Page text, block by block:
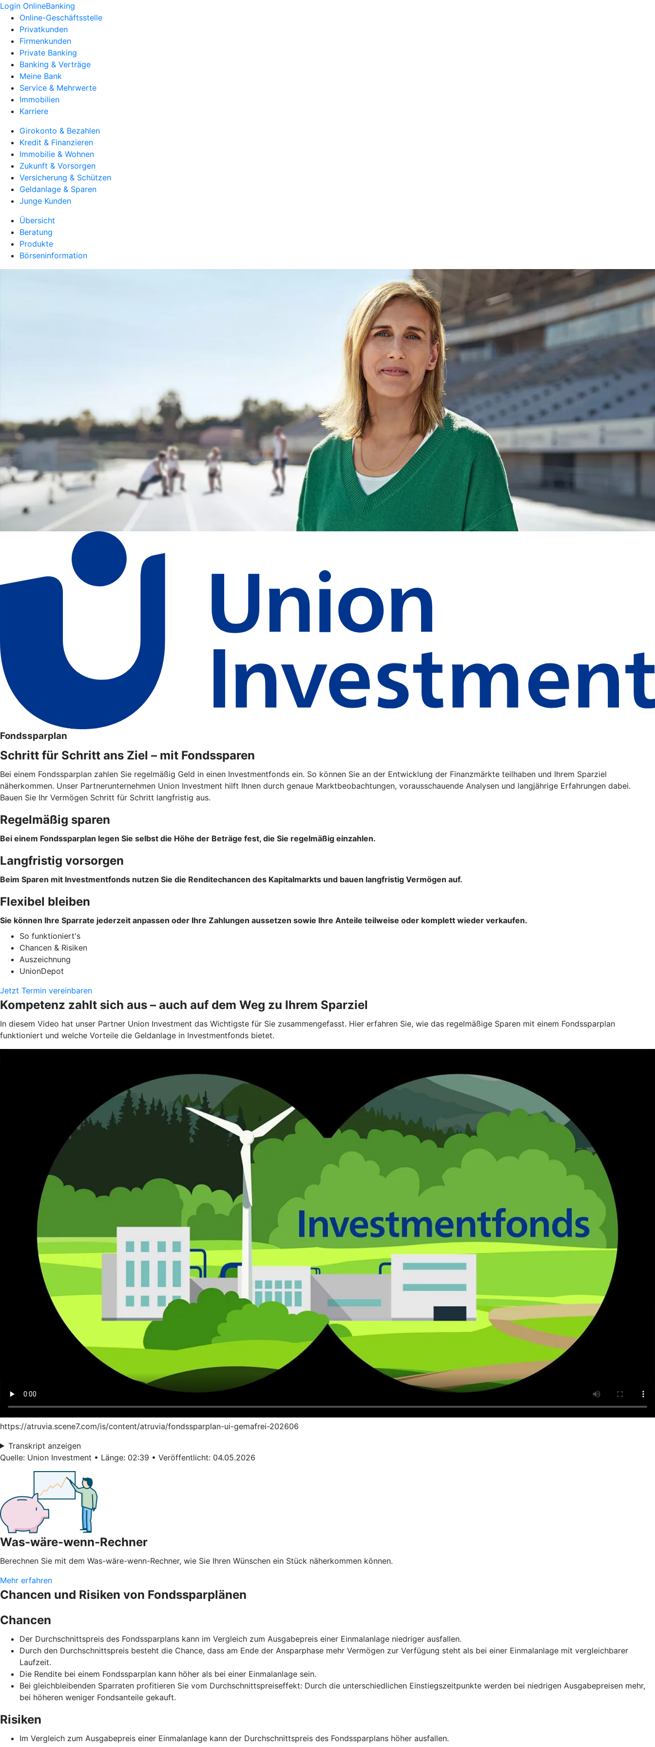
Login OnlineBanking
Online-Geschäftsstelle
Privatkunden
Firmenkunden
Private Banking
Banking & Verträge
Meine Bank
Service & Mehrwerte
Immobilien
Karriere
Girokonto & Bezahlen
Kredit & Finanzieren
Immobilie & Wohnen
Zukunft & Vorsorgen
Versicherung & Schützen
Geldanlage & Sparen
Junge Kunden
Übersicht
Beratung
Produkte
Börseninformation
Fondssparplan
Schritt für Schritt ans Ziel – mit Fondssparen
Bei einem Fondssparplan zahlen Sie regelmäßig Geld in einen Investmentfonds ein. So können Sie an der Entwicklung der Finanzmärkte teilhaben und Ihrem Sparziel
näherkommen. Unser Partnerunternehmen Union Investment hilft Ihnen durch genaue Marktbeobachtungen, vorausschauende Analysen und langjährige Erfahrungen dabei.
Bauen Sie Ihr Vermögen Schritt für Schritt langfristig aus.
Regelmäßig sparen
Bei einem Fondssparplan legen Sie selbst die Höhe der Beträge fest, die Sie regelmäßig einzahlen.
Langfristig vorsorgen
Beim Sparen mit Investmentfonds nutzen Sie die Renditechancen des Kapitalmarkts und bauen langfristig Vermögen auf.
Flexibel bleiben
Sie können Ihre Sparrate jederzeit anpassen oder Ihre Zahlungen aussetzen sowie Ihre Anteile teilweise oder komplett wieder verkaufen.
So funktioniert's
Chancen & Risiken
Auszeichnung
UnionDepot
Jetzt Termin vereinbaren
Kompetenz zahlt sich aus – auch auf dem Weg zu Ihrem Sparziel
In diesem Video hat unser Partner Union Investment das Wichtigste für Sie zusammengefasst. Hier erfahren Sie, wie das regelmäßige Sparen mit einem Fondssparplan
funktioniert und welche Vorteile die Geldanlage in Investmentfonds bietet.
https://atruvia.scene7.com/is/content/atruvia/fondssparplan-ui-gemafrei-202606
Transkript anzeigen
Quelle: Union Investment • Länge: 02:39 • Veröffentlicht: 04.05.2026
Was-wäre-wenn-Rechner
Berechnen Sie mit dem Was-wäre-wenn-Rechner, wie Sie Ihren Wünschen ein Stück näherkommen können.
Mehr erfahren
Chancen und Risiken von Fondssparplänen
Chancen
Der Durchschnittspreis des Fondssparplans kann im Vergleich zum Ausgabepreis einer Einmalanlage niedriger ausfallen.
Durch den Durchschnittspreis besteht die Chance, dass am Ende der Ansparphase mehr Vermögen zur Verfügung steht als bei einer Einmalanlage mit vergleichbarer
Laufzeit.
Die Rendite bei einem Fondssparplan kann höher als bei einer Einmalanlage sein.
Bei gleichbleibenden Sparraten profitieren Sie vom Durchschnittspreiseffekt: Durch die unterschiedlichen Einstiegszeitpunkte werden bei niedrigen Ausgabepreisen mehr,
bei höheren weniger Fondsanteile gekauft.
Risiken
Im Vergleich zum Ausgabepreis einer Einmalanlage kann der Durchschnittspreis des Fondssparplans höher ausfallen.